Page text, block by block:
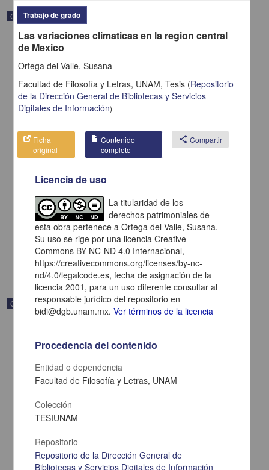
Correspondencia postal
una fotografía
Pitman, H. C.
[sin fecha]
Multidisciplina
Correspondencia postal
Trabajo de grado
Las variaciones climaticas en la region central
de Mexico
Ortega del Valle, Susana
Facultad de Filosofía y Letras, UNAM, Tesis (Repositorio
de la Dirección General de Bibliotecas y Servicios
Digitales de Información)
Ficha
original
Contenido
completo
share Compartir
Licencia de uso
La titularidad de los
derechos patrimoniales de
esta obra pertenece a Ortega del Valle, Susana.
Su uso se rige por una licencia Creative
Commons BY-NC-ND 4.0 Internacional,
https://creativecommons.org/licenses/by-nc-
nd/4.0/legalcode.es, fecha de asignación de la
licencia 2001, para un uso diferente consultar al
responsable jurídico del repositorio en
bidi@dgb.unam.mx.Ver términos de la licencia
Procedencia del contenido
Entidad o dependencia
Facultad de Filosofía y Letras, UNAM
Colección
TESIUNAM
Repositorio
Repositorio de la Dirección General de
Bibliotecas y Servicios Digitales de Información